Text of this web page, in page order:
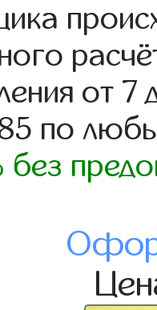
от 7
по
без